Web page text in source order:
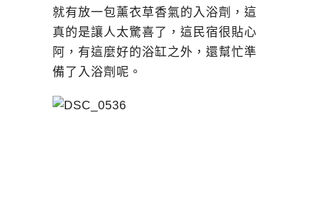
就有放一包薰衣草香氣的入浴劑，這
真的是讓人太驚喜了，這民宿很貼心
阿，有這麼好的浴缸之外，還幫忙準
備了入浴劑呢。